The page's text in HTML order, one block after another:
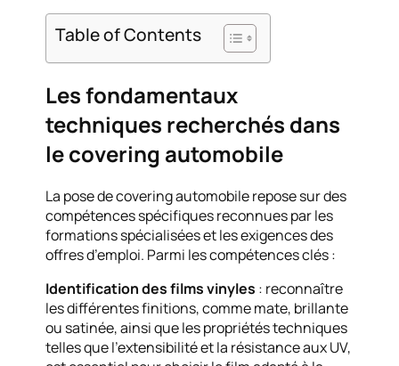
Table of Contents
Les fondamentaux
techniques recherchés dans
le covering automobile
La pose de covering automobile repose sur des
compétences spécifiques reconnues par les
formations spécialisées et les exigences des
offres d’emploi. Parmi les compétences clés :
Identification des films vinyles : reconnaître
les différentes finitions, comme mate, brillante
ou satinée, ainsi que les propriétés techniques
telles que l’extensibilité et la résistance aux UV,